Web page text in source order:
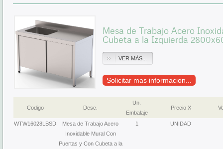
Mesa de Trabajo Acero
Cubeta a la Izquierda
VER MÁS...
Solicitar mas informacion...
Codigo Desc.
Un.
Embalaje
Precio X
WTW16028LBSD
Mesa de Trabajo Acero
Inoxidable Mural Con
Puertas y Con Cubeta a la
1 UNIDAD